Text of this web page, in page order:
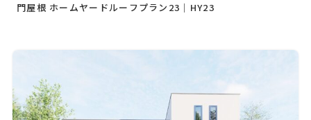
門屋根 ホームヤードルーフプラン23｜HY23